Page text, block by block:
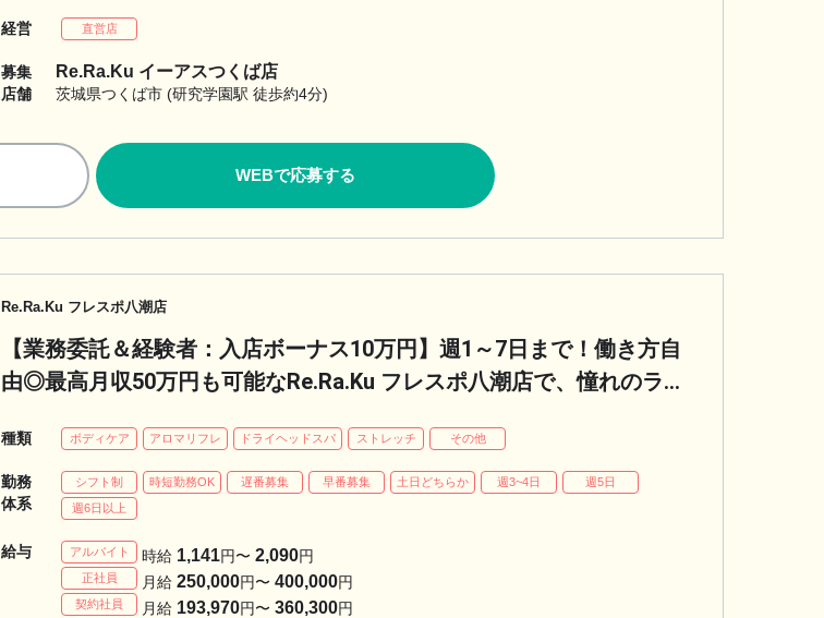
経営 直営店
募集
店舗
Re.Ra.Ku イーアスつくば店
茨城県つくば市 (研究学園駅 徒歩約4分)
WEBで応募する
Re.Ra.Ku フレスポ八潮店
【業務委託＆経験者：入店ボーナス10万円】週1～7日まで！働き方自
由◎最高月収50万円も可能なRe.Ra.Ku フレスポ八潮店で、憧れのライ
種類 ボディケア アロマリフレ ドライヘッドスパ ストレッチ その他
勤務
体系
シフト制 時短勤務OK 遅番募集 早番募集 土日どちらか 週3~4日
週5日
週6日以上
給与 アルバイト 時給 1,141円〜2,090円
正社員 月給250,000円〜400,000円
契約社員 月給 193,970円〜360,300円